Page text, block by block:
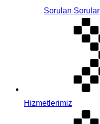
Sorulan Sorular
Hizmetlerimiz